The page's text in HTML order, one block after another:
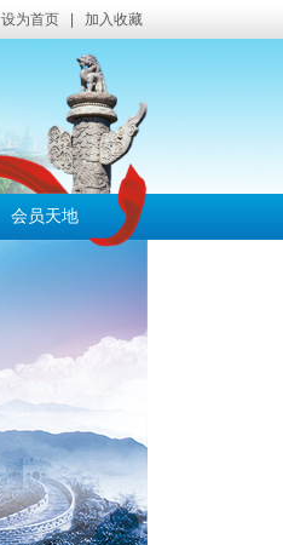
设为首页 加入收藏
会员天地